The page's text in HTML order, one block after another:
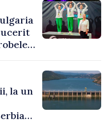
de la
la un